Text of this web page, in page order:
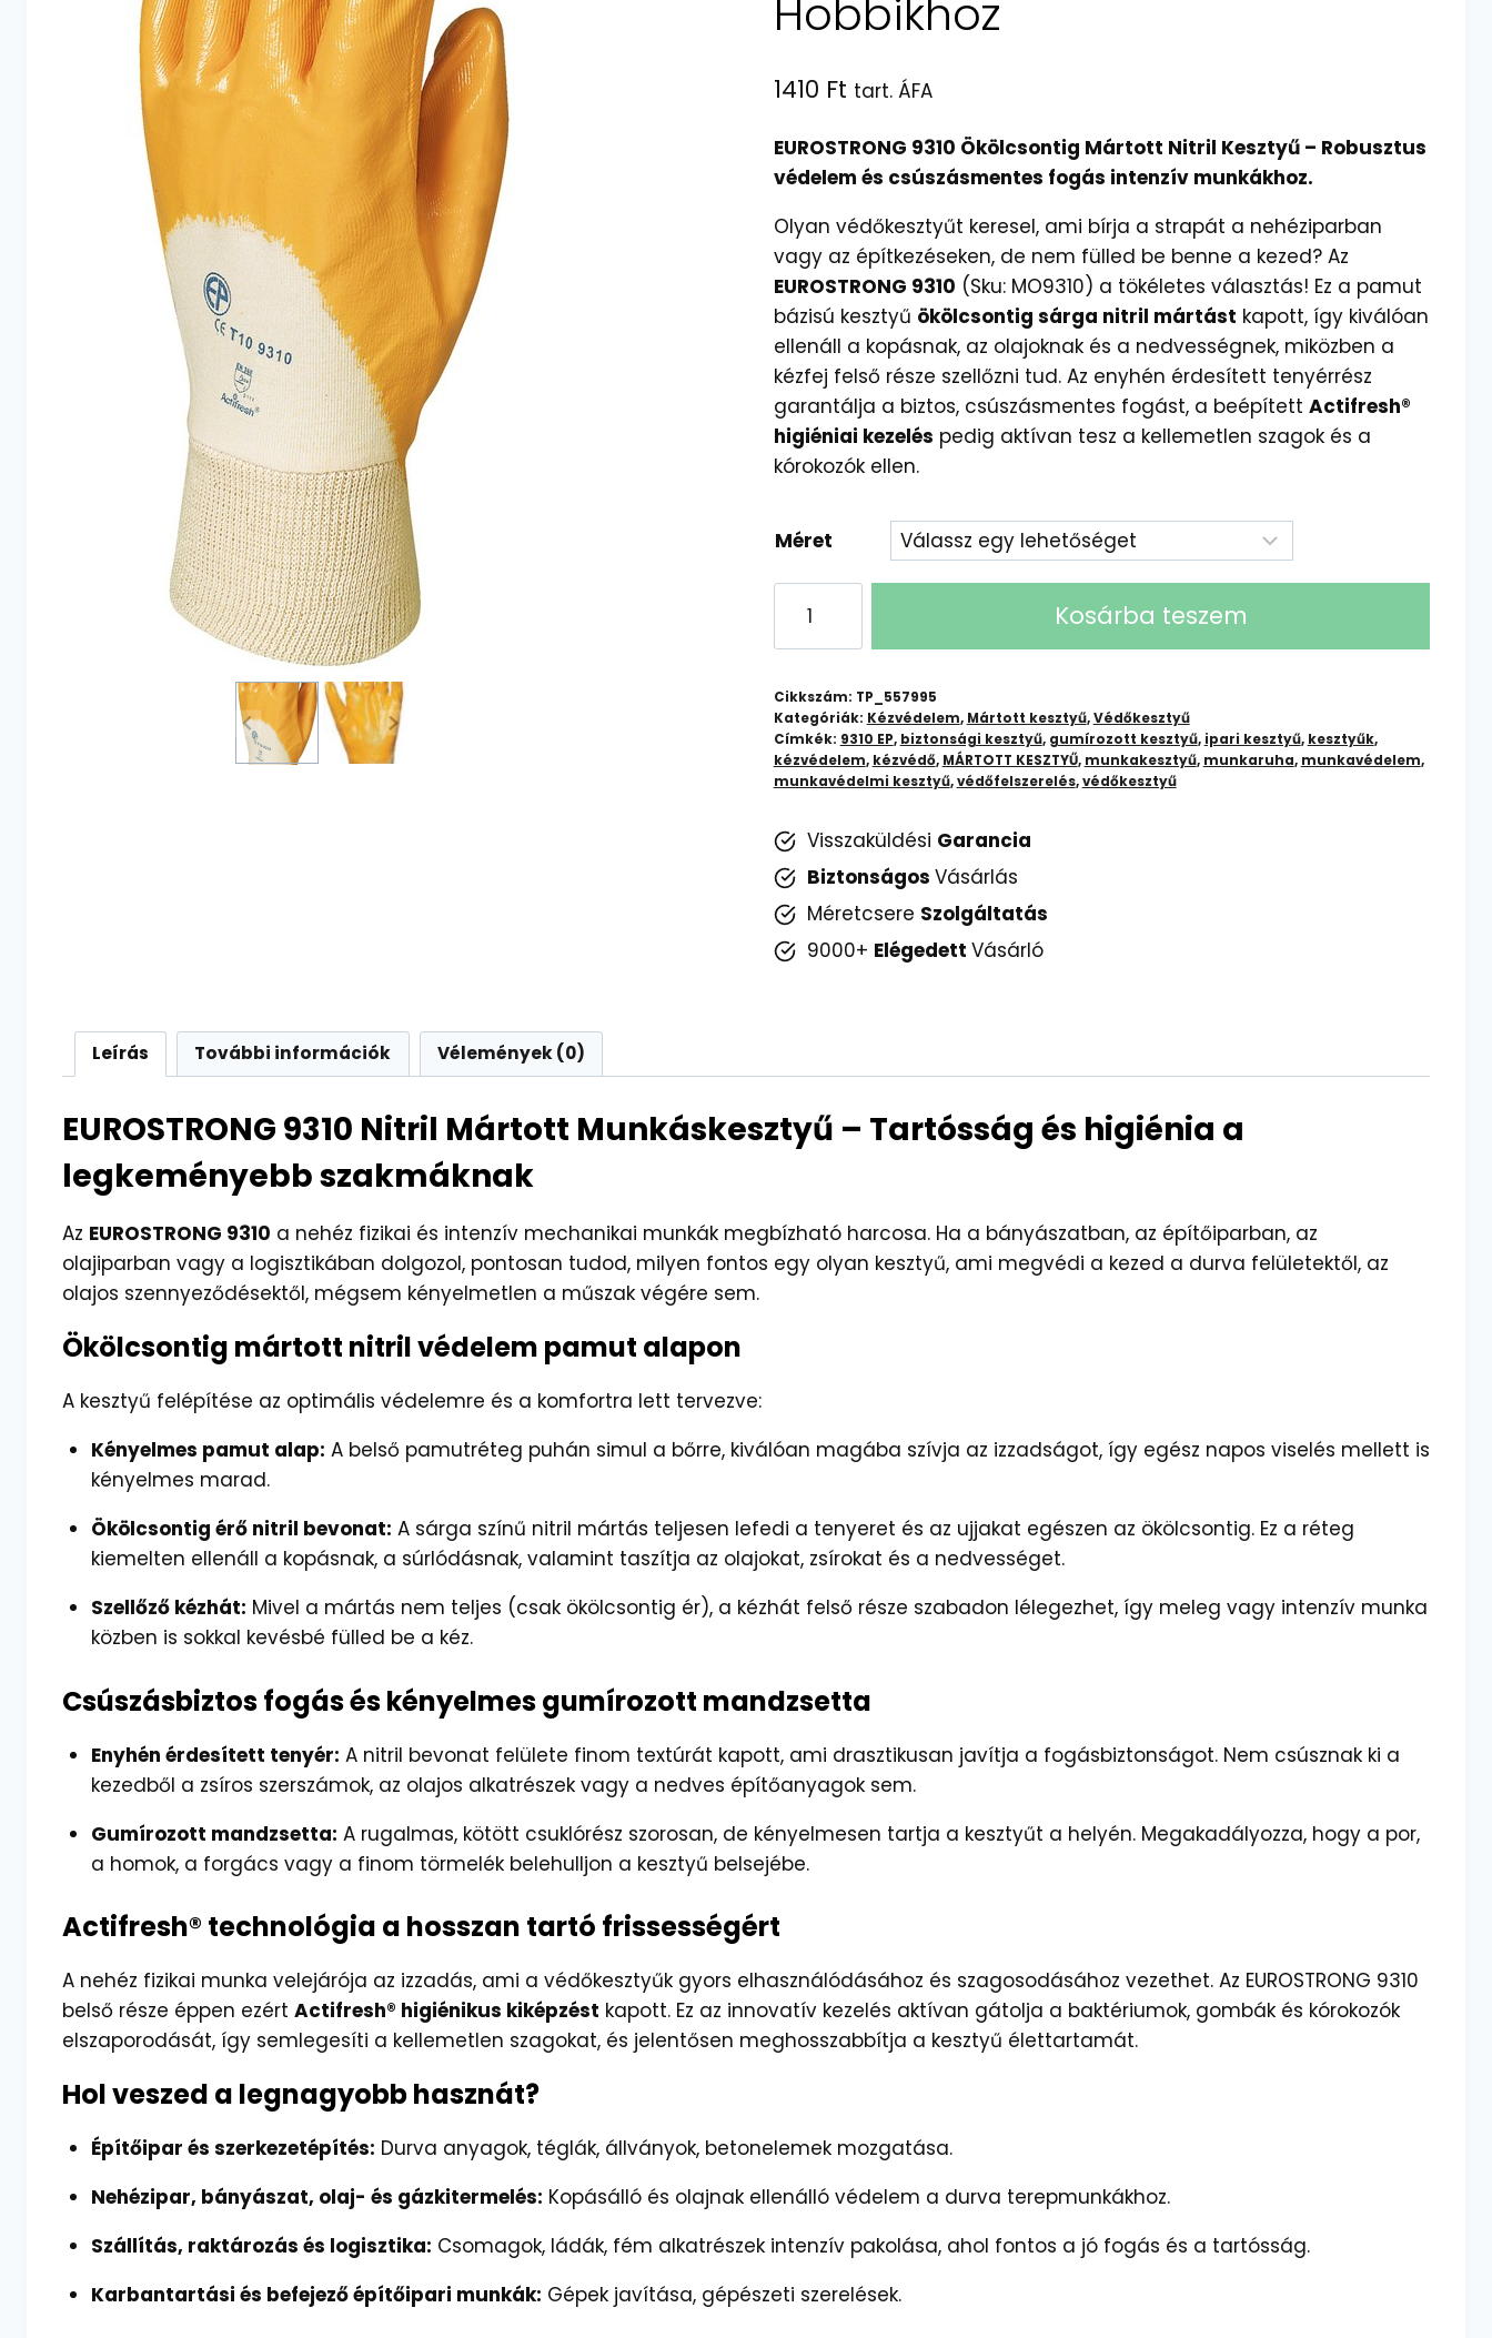
Hobbikhoz
1410 Ft tart. ÁFA
EUROSTRONG 9310 Ökölcsontig Mártott Nitril Kesztyű – Robusztus
védelem és csúszásmentes fogás intenzív munkákhoz.
Olyan védőkesztyűt keresel, ami bírja a strapát a nehéziparban
vagy az építkezéseken, de nem fülled be benne a kezed? Az
EUROSTRONG 9310 (Sku: MO9310) a tökéletes választás! Ez a pamut
bázisú kesztyű ökölcsontig sárga nitril mártást kapott, így kiválóan
ellenáll a kopásnak, az olajoknak és a nedvességnek, miközben a
kézfej felső része szellőzni tud. Az enyhén érdesített tenyérrész
garantálja a biztos, csúszásmentes fogást, a beépített Actifresh®
higiéniai kezelés pedig aktívan tesz a kellemetlen szagok és a
kórokozók ellen.
Méret
Mártott
Kesztyű:
Kiváló
Védelem
Munkához
Hobbikhoz
mennyiség
Kosárba teszem
Cikkszám: TP_557995
Kategóriák: Kézvédelem, Mártott kesztyű,Védőkesztyű
Címkék: 9310 EP, biztonsági kesztyű, gumírozott kesztyű, ipari kesztyű, kesztyűk,
kézvédelem, kézvédő, MÁRTOTT KESZTYŰ, munkakesztyű, munkaruha, munkavédelem,
munkavédelmi kesztyű,védőfelszerelés,védőkesztyű
Visszaküldési Garancia
Biztonságos Vásárlás
Méretcsere Szolgáltatás
9000+ Elégedett Vásárló
Leírás További információk Vélemények (0)
EUROSTRONG 9310 Nitril Mártott Munkáskesztyű – Tartósság és higiénia a
legkeményebb szakmáknak
Az EUROSTRONG 9310 a nehéz fizikai és intenzív mechanikai munkák megbízható harcosa. Ha a bányászatban, az építőiparban, az
olajiparban vagy a logisztikában dolgozol, pontosan tudod, milyen fontos egy olyan kesztyű, ami megvédi a kezed a durva felületektől, az
olajos szennyeződésektől, mégsem kényelmetlen a műszak végére sem.
Ökölcsontig mártott nitril védelem pamut alapon
A kesztyű felépítése az optimális védelemre és a komfortra lett tervezve:
Kényelmes pamut alap: A belső pamutréteg puhán simul a bőrre, kiválóan magába szívja az izzadságot, így egész napos viselés mellett is
kényelmes marad.
Ökölcsontig érő nitril bevonat: A sárga színű nitril mártás teljesen lefedi a tenyeret és az ujjakat egészen az ökölcsontig. Ez a réteg
kiemelten ellenáll a kopásnak, a súrlódásnak, valamint taszítja az olajokat, zsírokat és a nedvességet.
Szellőző kézhát: Mivel a mártás nem teljes (csak ökölcsontig ér), a kézhát felső része szabadon lélegezhet, így meleg vagy intenzív munka
közben is sokkal kevésbé fülled be a kéz.
Csúszásbiztos fogás és kényelmes gumírozott mandzsetta
Enyhén érdesített tenyér: A nitril bevonat felülete finom textúrát kapott, ami drasztikusan javítja a fogásbiztonságot. Nem csúsznak ki a
kezedből a zsíros szerszámok, az olajos alkatrészek vagy a nedves építőanyagok sem.
Gumírozott mandzsetta: A rugalmas, kötött csuklórész szorosan, de kényelmesen tartja a kesztyűt a helyén. Megakadályozza, hogy a por,
a homok, a forgács vagy a finom törmelék belehulljon a kesztyű belsejébe.
Actifresh® technológia a hosszan tartó frissességért
A nehéz fizikai munka velejárója az izzadás, ami a védőkesztyűk gyors elhasználódásához és szagosodásához vezethet. Az EUROSTRONG 9310
belső része éppen ezért Actifresh® higiénikus kiképzést kapott. Ez az innovatív kezelés aktívan gátolja a baktériumok, gombák és kórokozók
elszaporodását, így semlegesíti a kellemetlen szagokat, és jelentősen meghosszabbítja a kesztyű élettartamát.
Hol veszed a legnagyobb hasznát?
Építőipar és szerkezetépítés: Durva anyagok, téglák, állványok, betonelemek mozgatása.
Nehézipar, bányászat, olaj- és gázkitermelés: Kopásálló és olajnak ellenálló védelem a durva terepmunkákhoz.
Szállítás, raktározás és logisztika: Csomagok, ládák, fém alkatrészek intenzív pakolása, ahol fontos a jó fogás és a tartósság.
Karbantartási és befejező építőipari munkák: Gépek javítása, gépészeti szerelések.